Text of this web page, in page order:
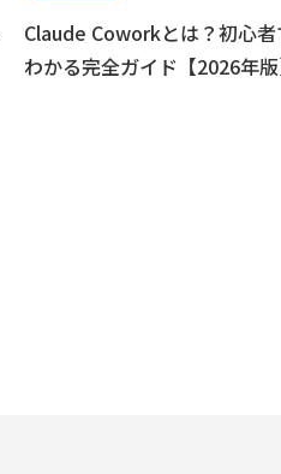
Claude Coworkとは？初心
わかる完全ガイド【2026年